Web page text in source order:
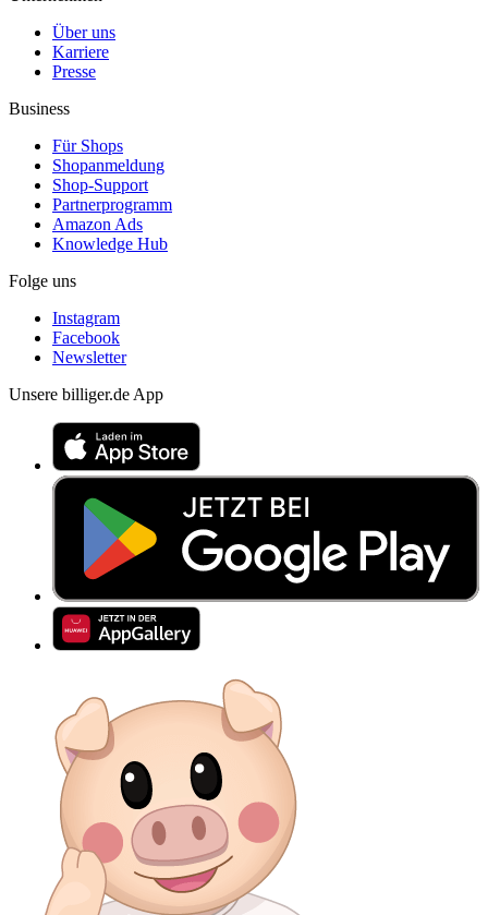
Über uns
Karriere
Presse
Business
Für Shops
Shopanmeldung
Shop-Support
Partnerprogramm
Amazon Ads
Knowledge Hub
Folge uns
Instagram
Facebook
Newsletter
Unsere billiger.de App